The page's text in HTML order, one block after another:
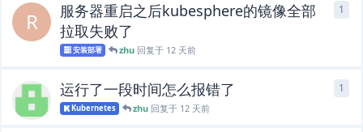
R
服务器重启之后kubesphere的镜像全部
拉取失败了
安装部署 zhu 回复于 12 天前
1
运行了一段时间怎么报错了
Kubernetes zhu 回复于 12 天前
1